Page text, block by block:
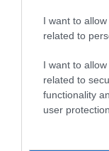
I want to
related to
I want to
related to
functionality
user protection.